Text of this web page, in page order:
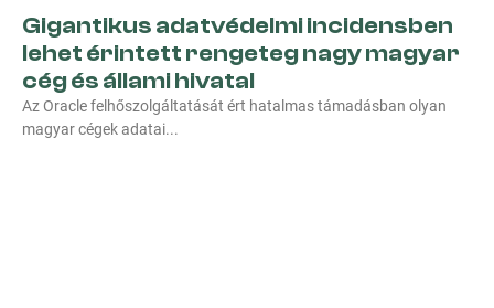
Gigantikus adatvédelmi incidensben
lehet érintett rengeteg nagy magyar
cég és állami hivatal
Az Oracle felhőszolgáltatását ért hatalmas támadásban olyan
magyar cégek adatai